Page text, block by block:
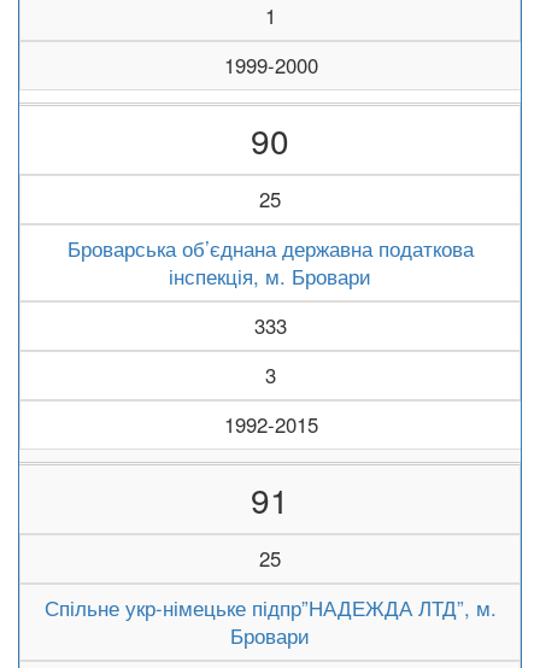
1
1999-2000
90
25
Броварська об’єднана державна податкова
інспекція, м. Бровари
333
3
1992-2015
91
25
Спільне укр-німецьке підпр”НАДЕЖДА ЛТД”, м.
Бровари